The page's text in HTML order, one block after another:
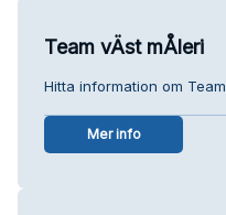
Team vÄst mÅleri
Hitta information om
Mer info